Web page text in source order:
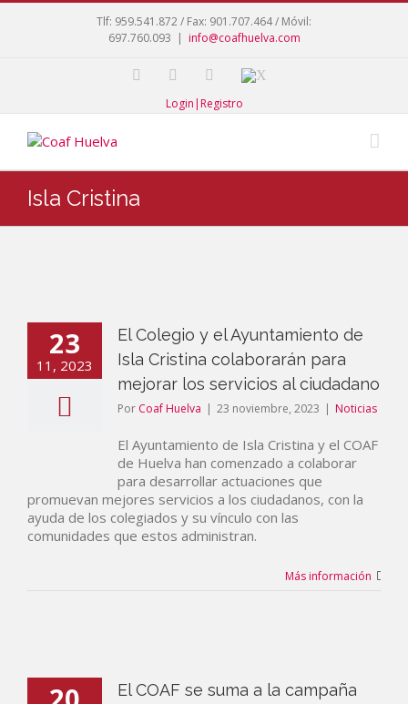
Tlf: 959.541.872 / Fax: 901.707.464 / Móvil:
697.760.093 | info@coafhuelva.com
Login|Registro
Isla Cristina
23
11, 2023
El Colegio y el Ayuntamiento de
Isla Cristina colaborarán para
mejorar los servicios al ciudadano
Por Coaf Huelva | 23 noviembre, 2023 | Noticias
El Ayuntamiento de Isla Cristina y el COAF
de Huelva han comenzado a colaborar
para desarrollar actuaciones que
promuevan mejores servicios a los ciudadanos, con la
ayuda de los colegiados y su vínculo con las
comunidades que estos administran.
Más información
El COAF se suma a la campaña